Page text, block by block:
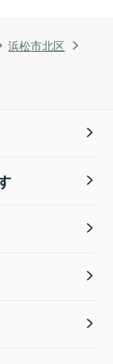
浜松市北区